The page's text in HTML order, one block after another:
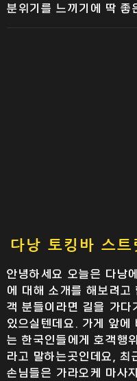
분위기를 느끼기에 딱 좋
다낭 토킹바 스
안녕하세요 오늘은 다낭
에 대해 소개를 해보려고
객 분들이라면 길을 가다
있으실텐데요. 가게 앞에
는 한국인들에게 호객행
라고 말하는곳인데요, 최
손님들은 가라오케 마사